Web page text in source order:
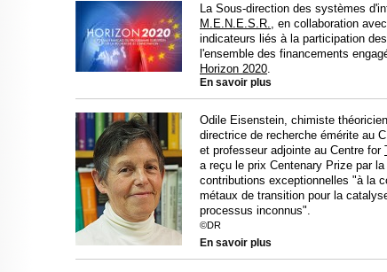
La Sous-direction des systèmes
M.E.N.E.S.R.
, en collaboration
indicateurs liés à la participation
l'ensemble des financements
Horizon 2020
En savoir plus
Odile Eisenstein, chimiste
directrice de recherche émérite au
et professeur adjointe au Centre for
a reçu le prix Centenary Prize par la
contributions exceptionnelles "à la
métaux de transition pour la
processus inconnus".
©DR
En savoir plus